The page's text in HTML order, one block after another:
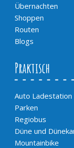
Übernachten
Shoppen
Routen
Blogs
Praktisch
Auto Ladestation
Parken
Regiobus
Düne und
Mountainbike